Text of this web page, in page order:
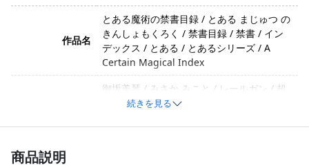
作品名
とある魔術の禁書目録 / とある まじゅつ の
きんしょもくろく / 禁書目録 / 禁書 / イン
デックス / とある / とあるシリーズ / A
Certain Magical Index
御坂美琴 / みさか みこと / レールガン / 超
電磁砲 / ビリビリ / お姉さま / Misaka
続きを見る
商品説明